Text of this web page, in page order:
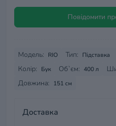
Повідомити
Модель: RIO Тип: Підставка
Колір: Бук Об`єм: 400 л
Довжина: 151 см
Доставка